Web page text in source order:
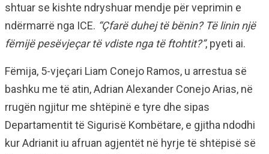
shtuar se kishte ndryshuar mendje për veprimin e
ndërmarrë nga ICE. “Çfarë duhej të bënin? Të linin një
fëmijë pesëvjeçar të vdiste nga të ftohtit?”, pyeti ai.
Fëmija, 5-vjeçari Liam Conejo Ramos, u arrestua së
bashku me të atin, Adrian Alexander Conejo Arias, në
rrugën ngjitur me shtëpinë e tyre dhe sipas
Departamentit të Sigurisë Kombëtare, e gjitha ndodhi
kur Adrianit iu afruan agjentët në hyrje të shtëpisë së